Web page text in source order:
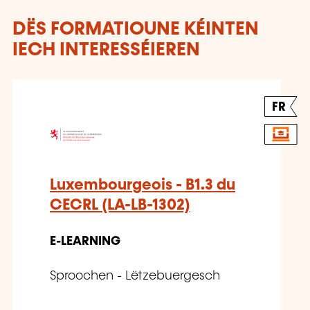
DËS FORMATIOUNE KÉINTEN
IECH INTERESSÉIEREN
FR
Luxembourgeois - B1.3 du
CECRL (LA-LB-1302)
E-LEARNING
Sproochen - Lëtzebuergesch